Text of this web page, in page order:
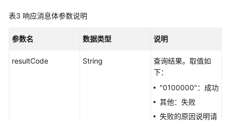
改
简
表3 响应消息体参数说明
参数名 数据类型 说明
resultCode String
查询结果。取值如
下：
"0100000"：成功
其他：失败
失败的原因说明请